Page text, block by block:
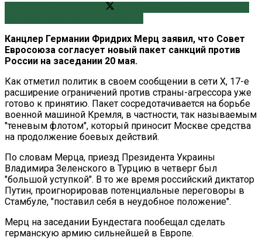
Канцлер Германии Фридрих Мерц заявил, что Совет
Евросоюза согласует новый пакет санкций против
России на заседании 20 мая.
Как отметил политик в своем сообщении в сети X, 17-е
расширение ограничений против страны-агрессора уже
готово к принятию. Пакет сосредотачивается на борьбе
военной машиной Кремля, в частности, так называемым
"теневым флотом", который приносит Москве средства
на продолжение боевых действий.
По словам Мерца, приезд Президента Украины
Владимира Зеленского в Турцию в четверг был
"большой уступкой". В то же время российский диктатор
Путин, проигнорировав потенциальные переговоры в
Стамбуле, "поставил себя в неудобное положение".
Мерц на заседании Бундестага пообещал сделать
германскую армию сильнейшей в Европе.